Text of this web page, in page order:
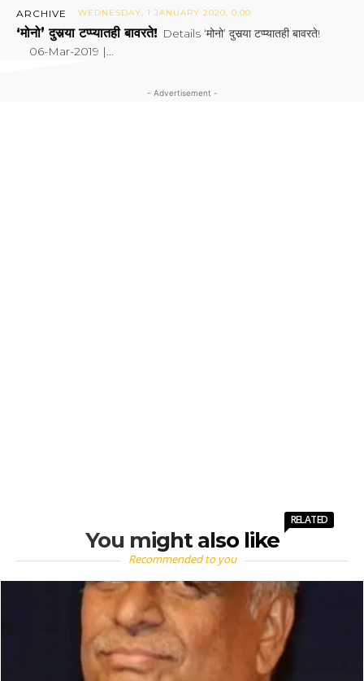
ARCHIVE WEDNESDAY, 1 JANUARY 2020, 0:00
‘मोनो’ दुसर्‍या टप्प्यातही बावरते! Details ‘मोनो’ दुसर्‍या टप्प्यातही बावरते!
06-Mar-2019 |...
- Advertisement -
You might also like
RELATED
Recommended to you